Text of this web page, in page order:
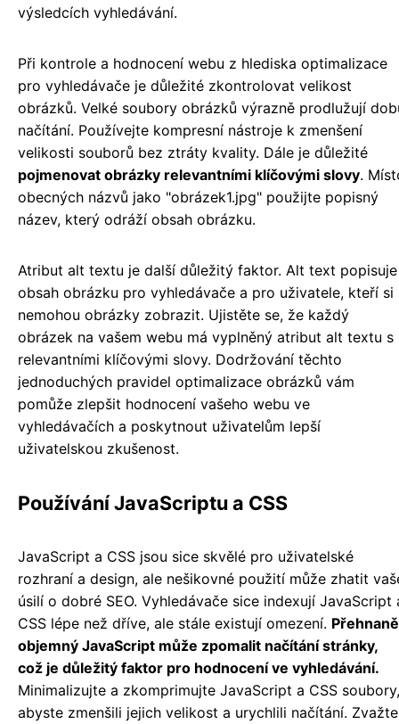
výsledcích vyhledávání.
Při kontrole a hodnocení webu z hlediska optimalizace
pro vyhledávače je důležité zkontrolovat velikost
obrázků. Velké soubory obrázků výrazně prodlužují
načítání. Používejte kompresní nástroje k zmenšení
velikosti souborů bez ztráty kvality. Dále je důležité
pojmenovat obrázky relevantními klíčovými slovy.
obecných názvů jako "obrázek1.jpg" použijte popisný
název, který odráží obsah obrázku.
Atribut alt textu je další důležitý faktor. Alt text popisuje
obsah obrázku pro vyhledávače a pro uživatele, kteří si
nemohou obrázky zobrazit. Ujistěte se, že každý
obrázek na vašem webu má vyplněný atribut alt textu s
relevantními klíčovými slovy. Dodržování těchto
jednoduchých pravidel optimalizace obrázků vám
pomůže zlepšit hodnocení vašeho webu ve
vyhledávačích a poskytnout uživatelům lepší
uživatelskou zkušenost.
Používání JavaScriptu a CSS
JavaScript a CSS jsou sice skvělé pro uživatelské
rozhraní a design, ale nešikovné použití může zhatit
úsilí o dobré SEO. Vyhledávače sice indexují JavaScript
CSS lépe než dříve, ale stále existují omezení. Přehnaně
objemný JavaScript může zpomalit načítání stránky,
což je důležitý faktor pro hodnocení ve vyhledávání.
Minimalizujte a zkomprimujte JavaScript a CSS soubory,
abyste zmenšili jejich velikost a urychlili načítání. Zvažte